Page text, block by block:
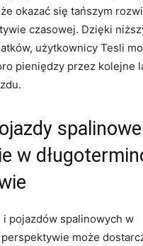
okazać się tańszym
czasowej. Dzięki
użytkownicy ‍Tesli
‍pieniędzy przez kolejne
w
i pojazdów spalinowych w
może